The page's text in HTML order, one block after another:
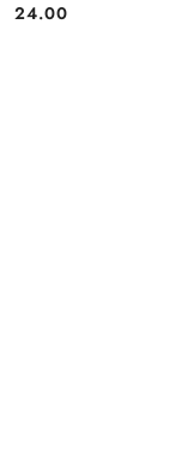
Cena:
24.00